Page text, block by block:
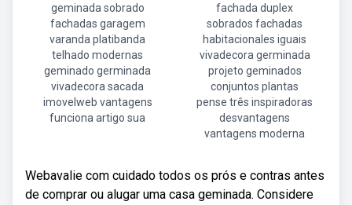
geminada sobrado
fachadas garagem
varanda platibanda
telhado modernas
geminado germinada
vivadecora sacada
imovelweb vantagens
funciona artigo sua
fachada duplex
sobrados fachadas
habitacionales iguais
vivadecora germinada
projeto geminados
conjuntos plantas
pense três inspiradoras
desvantagens
vantagens moderna
Webavalie com cuidado todos os prós e contras antes
de comprar ou alugar uma casa geminada. Considere